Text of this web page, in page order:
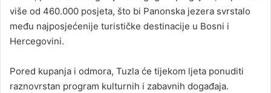
više od 460.000 posjeta, što bi Panonska jezera svrstalo
među najposjećenije turističke destinacije u Bosni i
Hercegovini.
Pored kupanja i odmora, Tuzla će tijekom ljeta ponuditi
raznovrstan program kulturnih i zabavnih događaja.